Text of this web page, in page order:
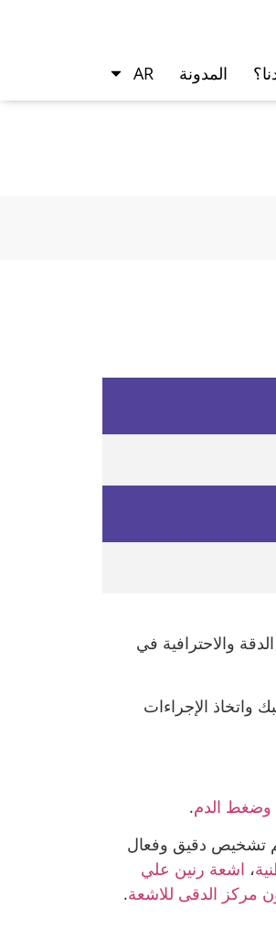
المدونة AR
والاحترافية في
الإجراءات
اﻟﺪم.
تشخيص دقيق وفعال
، اشعة رنين علي
مركز الدقى للاشعة.